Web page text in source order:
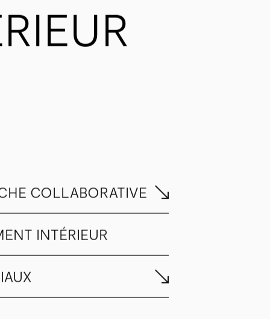
COLLABORATIVE
INTÉRIEUR